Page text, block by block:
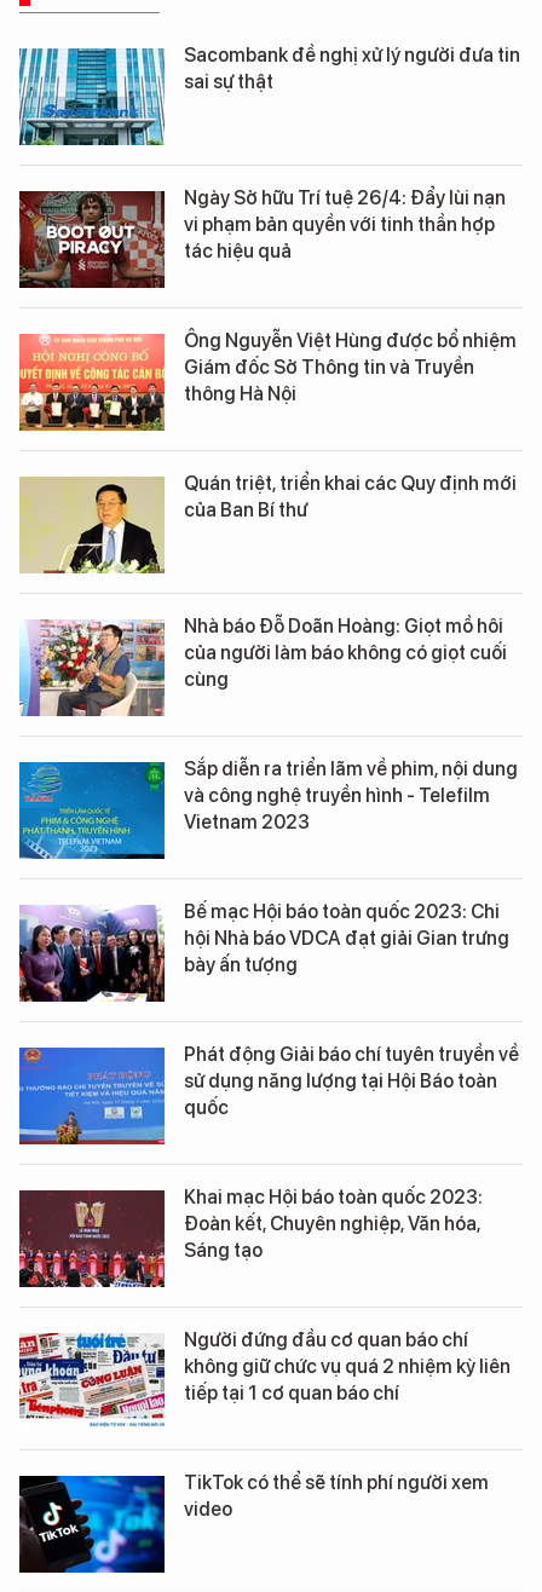
Sacombank đề nghị xử lý người đưa tin
sai sự thật
Ngày Sở hữu Trí tuệ 26/4: Đẩy lùi nạn
vi phạm bản quyền với tinh thần hợp
tác hiệu quả
Ông Nguyễn Việt Hùng được bổ nhiệm
Giám đốc Sở Thông tin và Truyền
thông Hà Nội
Quán triệt, triển khai các Quy định mới
của Ban Bí thư
Nhà báo Đỗ Doãn Hoàng: Giọt mồ hôi
của người làm báo không có giọt cuối
cùng
Sắp diễn ra triển lãm về phim, nội dung
và công nghệ truyền hình - Telefilm
Vietnam 2023
Bế mạc Hội báo toàn quốc 2023: Chi
hội Nhà báo VDCA đạt giải Gian trưng
bày ấn tượng
Phát động Giải báo chí tuyên truyền về
sử dụng năng lượng tại Hội Báo toàn
quốc
Khai mạc Hội báo toàn quốc 2023:
Đoàn kết, Chuyên nghiệp, Văn hóa,
Sáng tạo
Người đứng đầu cơ quan báo chí
không giữ chức vụ quá 2 nhiệm kỳ liên
tiếp tại 1 cơ quan báo chí
TikTok có thể sẽ tính phí người xem
video